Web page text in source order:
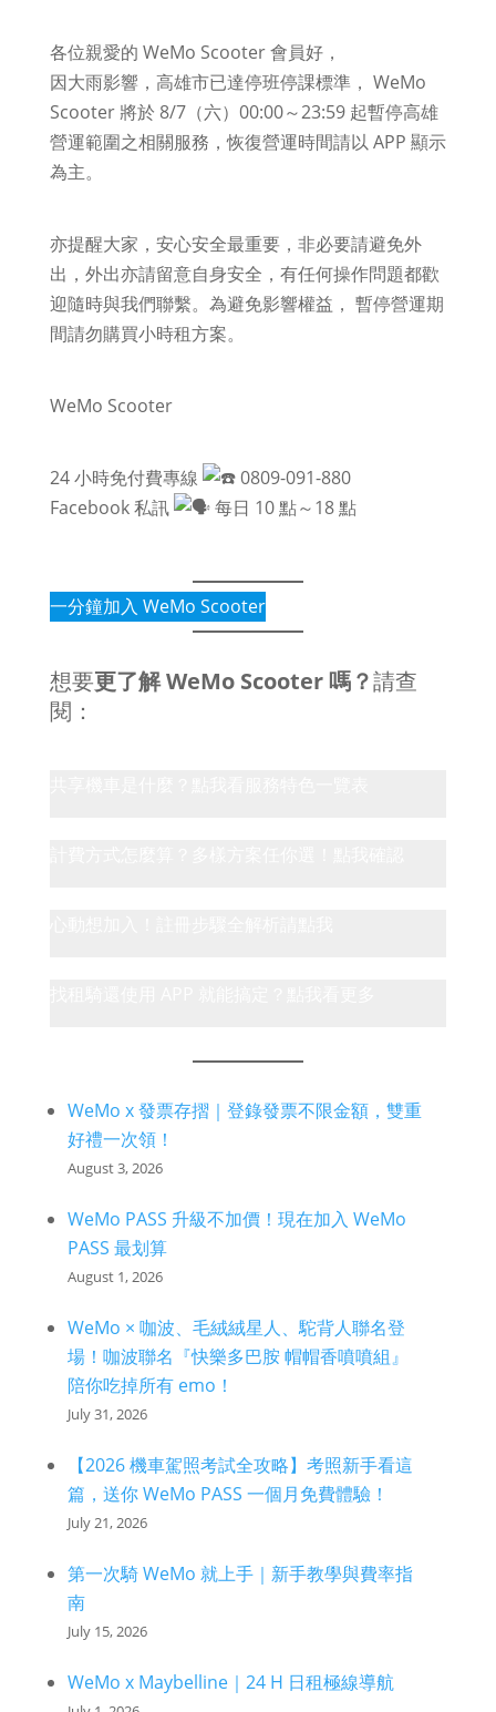
各位親愛的 WeMo Scooter 會員好，
因大雨影響，高雄市已達停班停課標準， WeMo
Scooter 將於 8/7（六）00:00～23:59 起暫停高雄
營運範圍之相關服務，恢復營運時間請以 APP 顯示
為主。
亦提醒大家，安心安全最重要，非必要請避免外
出，外出亦請留意自身安全，有任何操作問題都歡
迎隨時與我們聯繫。為避免影響權益， 暫停營運期
間請勿購買小時租方案。
WeMo Scooter
24 小時免付費專線
0809-091-880
Facebook 私訊
每日 10 點～18 點
一分鐘加入 WeMo Scooter
想要更了解 WeMo Scooter 嗎？請查
閱：
WeMo x 發票存摺｜登錄發票不限金額，雙重
好禮一次領！
August 3, 2026
WeMo PASS 升級不加價！現在加入 WeMo
PASS 最划算
August 1, 2026
WeMo × 咖波、毛絨絨星人、駝背人聯名登
場！咖波聯名『快樂多巴胺 帽帽香噴噴組』
陪你吃掉所有 emo！
July 31, 2026
【2026 機車駕照考試全攻略】考照新手看這
篇，送你 WeMo PASS 一個月免費體驗！
July 21, 2026
第一次騎 WeMo 就上手｜新手教學與費率指
南
July 15, 2026
WeMo x Maybelline｜24 H 日租極線導航